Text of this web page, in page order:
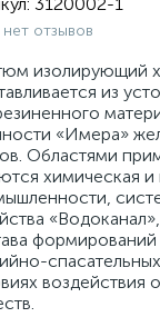
отзывов
изолирующий
из
«Имера»
Областями
химическая
воздействия